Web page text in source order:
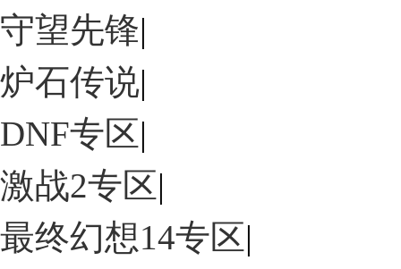
守望先锋|
炉石传说|
DNF专区|
激战2专区|
最终幻想14专区|